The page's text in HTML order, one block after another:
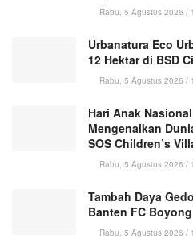
Rabu, 5 Agustus 2026 /
Urbanatura Eco
12 Hektar di BSD
Rabu, 5 Agustus 2026 /
Hari Anak
Mengenalkan
SOS Children’s
Rabu, 5 Agustus 2026 /
Tambah Daya
Banten FC
Rabu, 5 Agustus 2026 /